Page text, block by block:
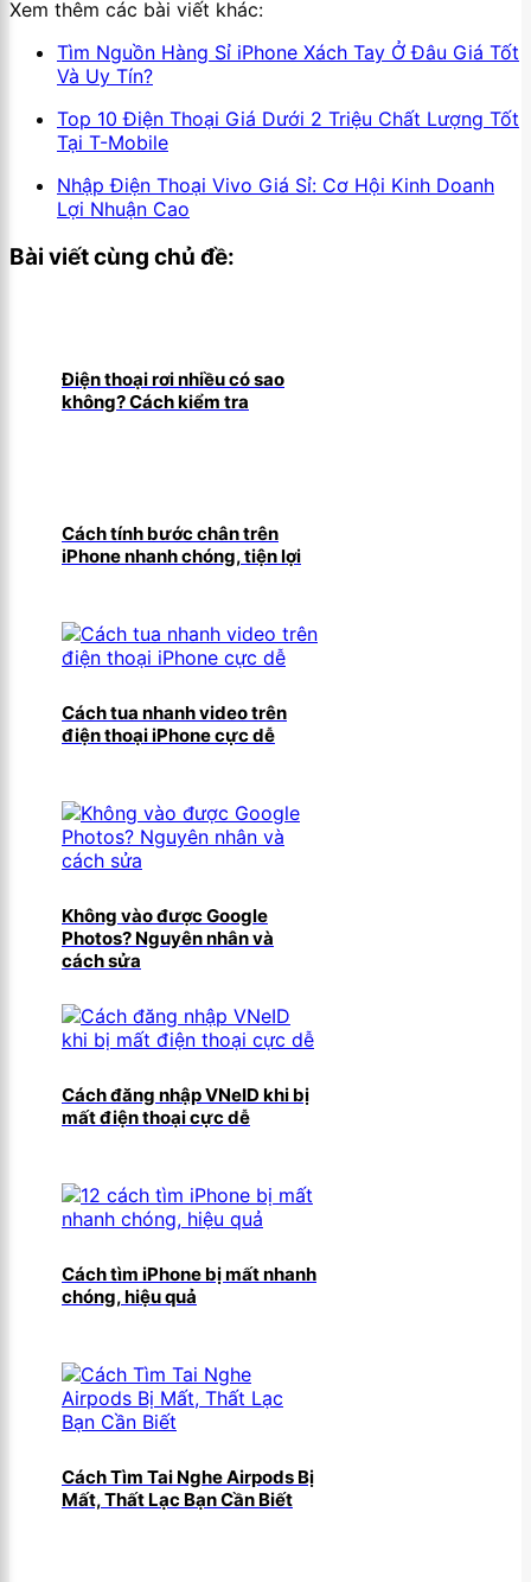
Xem thêm các bài viết khác:
Tìm Nguồn Hàng Sỉ iPhone Xách Tay Ở Đâu Giá Tốt
Và Uy Tín?
Top 10 Điện Thoại Giá Dưới 2 Triệu Chất Lượng Tốt
Tại T-Mobile
Nhập Điện Thoại Vivo Giá Sỉ: Cơ Hội Kinh Doanh
Lợi Nhuận Cao
Bài viết cùng chủ đề:
Điện thoại rơi nhiều có sao
không? Cách kiểm tra
Cách tính bước chân trên
iPhone nhanh chóng, tiện lợi
Cách tua nhanh video trên
điện thoại iPhone cực dễ
Không vào được Google
Photos? Nguyên nhân và
cách sửa
Cách đăng nhập VNeID khi bị
mất điện thoại cực dễ
Cách tìm iPhone bị mất nhanh
chóng, hiệu quả
Cách Tìm Tai Nghe Airpods Bị
Mất, Thất Lạc Bạn Cần Biết